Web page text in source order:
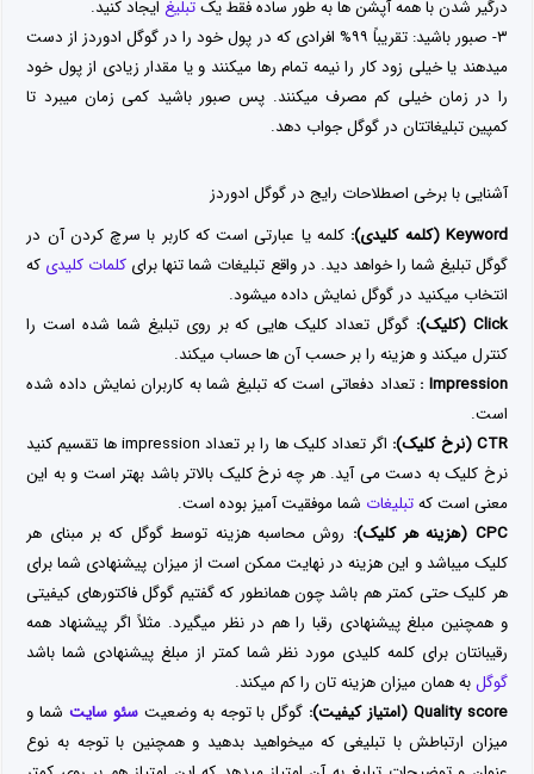
درگیر شدن با همه آپشن ها به طور ساده فقط یکتبلیغ ایجاد کنید.
۳- صبور باشید: تقریباً ۹۹% افرادی که در پول خود را در گوگل ادوردز از دست
میدهند یا خیلی زود کار را نیمه تمام رها میکنند و یا مقدار زیادی از پول خود
را در زمان خیلی کم مصرف میکنند. پس صبور باشید کمی زمان میبرد تا
کمپین تبلیغاتتان در گوگل جواب دهد.
آشنایی با برخی اصطلاحات رایج در گوگل ادوردز
Keyword (کلمه کلیدی):
کلمه یا عبارتی است که کاربر با سرچ کردن آن در
گوگل تبلیغ شما را خواهد دید. در واقع تبلیغات شما تنها برای کلمات کلیدی که
انتخاب میکنید در گوگل نمایش داده میشود.
Click (کلیک):
گوگل تعداد کلیک هایی که بر روی تبلیغ شما شده است را
کنترل میکند و هزینه را بر حسب آن ها حساب میکند.
Impression : تعداد دفعاتی است که تبلیغ شما به کاربران نمایش داده شده
است.
CTR (نرخ کلیک):
اگر تعداد کلیک ها را بر تعداد impression ها تقسیم کنید
نرخ کلیک به دست می آید. هر چه نرخ کلیک بالاتر باشد بهتر است و به این
معنی است کهتبلیغات شما موفقیت آمیز بوده است.
CPC (هزینه هر کلیک):
روش محاسبه هزینه توسط گوگل که بر مبنای هر
کلیک میباشد و این هزینه در نهایت ممکن است از میزان پیشنهادی شما برای
هر کلیک حتی کمتر هم باشد چون همانطور که گفتیم گوگل فاکتورهای کیفیتی
و همچنین مبلغ پیشنهادی رقبا را هم در نظر میگیرد. مثلاً اگر پیشنهاد همه
رقیبانتان برای کلمه کلیدی مورد نظر شما کمتر از مبلغ پیشنهادی شما باشد
گوگلبه همان میزان هزینه تان را کم میکند.
Quality score (امتیاز کیفیت):
گوگل با توجه به وضعیتسئو سایتشما و
میزان ارتباطش با تبلیغی که میخواهید بدهید و همچنین با توجه به نوع